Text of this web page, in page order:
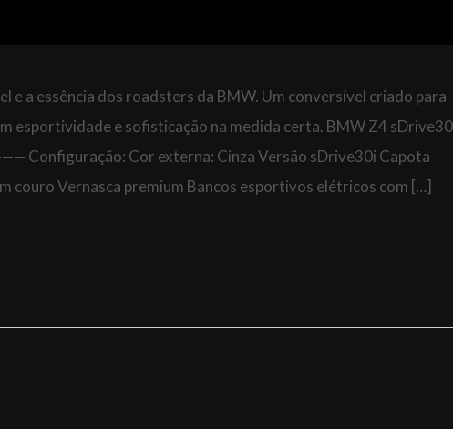
e a essência dos roadsters da BMW. Um conversível criado para
esportividade e sofisticação na medida certa. BMW Z4
Cor externa: Cinza Versão sDrive30i Capota
couro Vernasca premium Bancos esportivos elétricos com […]